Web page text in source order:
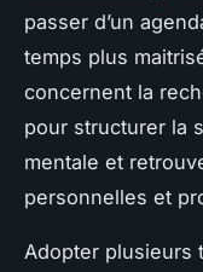
passer d’un
temps plus
concernent la
pour structurer la
mentale et
personnelles et
Adopter plusieurs